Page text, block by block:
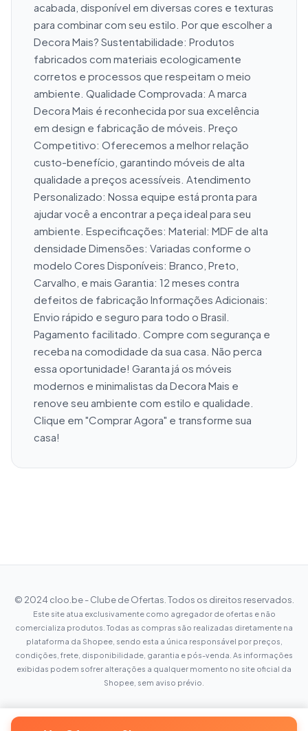
acabada, disponível em diversas cores e texturas
para combinar com seu estilo. Por que escolher a
Decora Mais? Sustentabilidade: Produtos
fabricados com materiais ecologicamente
corretos e processos que respeitam o meio
ambiente. Qualidade Comprovada: A marca
Decora Mais é reconhecida por sua excelência
em design e fabricação de móveis. Preço
Competitivo: Oferecemos a melhor relação
custo-benefício, garantindo móveis de alta
qualidade a preços acessíveis. Atendimento
Personalizado: Nossa equipe está pronta para
ajudar você a encontrar a peça ideal para seu
ambiente. Especificações: Material: MDF de alta
densidade Dimensões: Variadas conforme o
modelo Cores Disponíveis: Branco, Preto,
Carvalho, e mais Garantia: 12 meses contra
defeitos de fabricação Informações Adicionais:
Envio rápido e seguro para todo o Brasil.
Pagamento facilitado. Compre com segurança e
receba na comodidade da sua casa. Não perca
essa oportunidade! Garanta já os móveis
modernos e minimalistas da Decora Mais e
renove seu ambiente com estilo e qualidade.
Clique em "Comprar Agora" e transforme sua
casa!
© 2024 cloo.be - Clube de Ofertas. Todos os direitos reservados.
Este site atua exclusivamente como agregador de ofertas e não
comercializa produtos. Todas as compras são realizadas diretamente na
plataforma da Shopee, sendo esta a única responsável por preços,
condições, frete, disponibilidade, garantia e pós-venda. As informações
exibidas podem sofrer alterações a qualquer momento no site oficial da
Shopee, sem aviso prévio.